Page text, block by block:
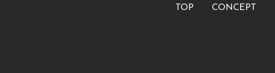
TOP CONCEPT